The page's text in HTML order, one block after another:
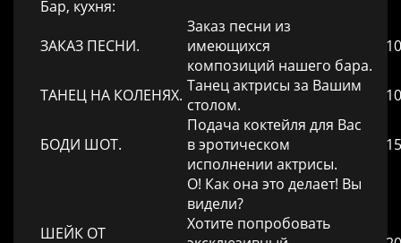
Бар, кухня:
ЗАКАЗ ПЕСНИ.
Заказ песни из
имеющихся
композиций нашего бара.
ТАНЕЦ НА КОЛЕНЯХ. Танец актрисы за Вашим
столом.
БОДИ ШОТ.
Подача коктейля для Вас
в эротическом
исполнении актрисы.
ШЕЙК ОТ
О! Как она это делает! Вы
видели?
Хотите попробовать